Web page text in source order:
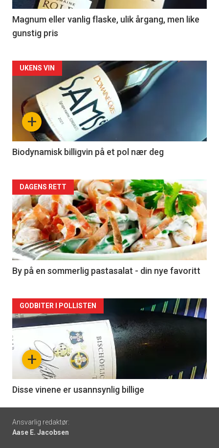
3
Magnum eller vanlig flaske, ulik årgang, men like
gunstig pris
Forsiden
akkurat
nå
4
+
UKENS VIN
Biodynamisk billigvin på et pol nær deg
Forsiden
akkurat
nå
-
5
DAGENS RETT
By på en sommerlig pastasalat - din nye favoritt
Forsiden
akkurat
nå
6
+
GODBITER I POLLISTEN
Disse vinene er usannsynlig billige
Footer
-
Ansvarlig redaktør:
Aase E. Jacobsen